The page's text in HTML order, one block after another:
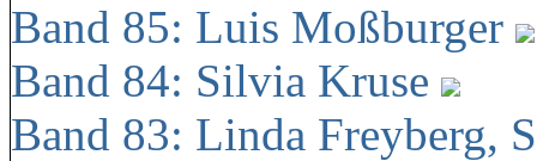
Band 85: Luis Moßburger
Band 84: Silvia Kruse
Band 83: Linda Freyberg,